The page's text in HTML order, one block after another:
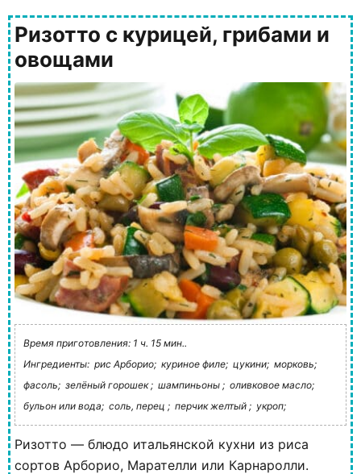
Ризотто с курицей, грибами и
овощами
Время приготовления: 1 ч. 15 мин..
Ингредиенты: рис Арборио; куриное филе; цукини; морковь;
фасоль; зелёный горошек ; шампиньоны ; оливковое масло;
бульон или вода; соль, перец ; перчик желтый ; укроп;
Ризотто — блюдо итальянской кухни из риса
сортов Арборио, Марателли или Карнаролли.